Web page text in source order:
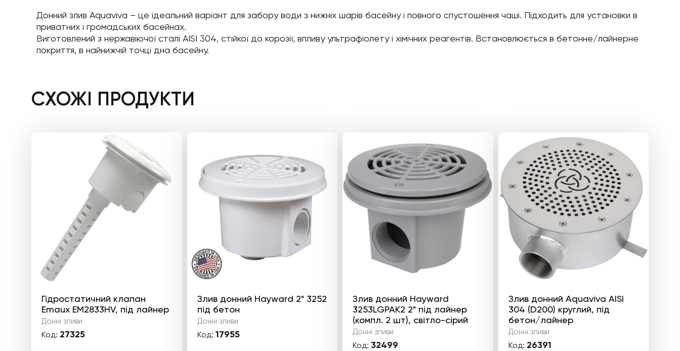
Донний злив Aquaviva – це ідеальний варіант для забору води з нижніх шарів басейну і повного спустошення чаші. Підходить для установки в
приватних і громадських басейнах.
Виготовлений з нержавіючої сталі AISI 304, стійкої до корозії, впливу ультрафіолету і хімічних реагентів. Встановлюється в бетонне/лайнерне
покриття, в найнижчій точці дна басейну.
СХОЖІ ПРОДУКТИ
Гідростатичний клапан
Emaux EM2833HV, під лайнер
Донні зливи
Код: 27325
Злив донний Hayward 2" 3252
під бетон
Донні зливи
Код: 17955
Злив донний Hayward
3253LGPAK2 2" під лайнер
(компл. 2 шт), світло-сірий
Донні зливи
Код: 32499
Злив донний Aquaviva AISI
304 (D200) круглий, під
бетон/лайнер
Донні зливи
Код: 26391